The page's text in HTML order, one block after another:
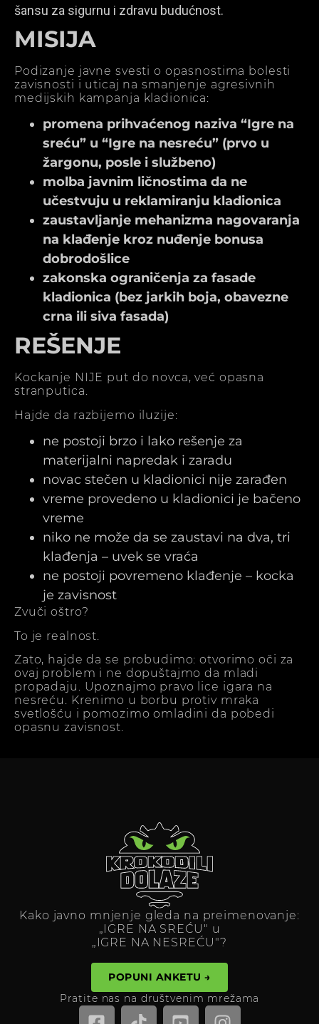
šansu za sigurnu i zdravu budućnost.
MISIJA
Podizanje javne svesti o opasnostima bolesti
zavisnosti i uticaj na smanjenje agresivnih
medijskih kampanja kladionica:
promena prihvaćenog naziva “Igre na
sreću” u “Igre na nesreću” (prvo u
žargonu, posle i službeno)
molba javnim ličnostima da ne
učestvuju u reklamiranju kladionica
zaustavljanje mehanizma nagovaranja
na klađenje kroz nuđenje bonusa
dobrodošlice
zakonska ograničenja za fasade
kladionica (bez jarkih boja, obavezne
crna ili siva fasada)
REŠENJE
Kockanje NIJE put do novca, već opasna
stranputica.
Hajde da razbijemo iluzije:
ne postoji brzo i lako rešenje za
materijalni napredak i zaradu
novac stečen u kladionici nije zarađen
vreme provedeno u kladionici je bačeno
vreme
niko ne može da se zaustavi na dva, tri
klađenja – uvek se vraća
ne postoji povremeno klađenje – kocka
je zavisnost
Zvuči oštro?
To je realnost.
Zato, hajde da se probudimo: otvorimo oči za
ovaj problem i ne dopuštajmo da mladi
propadaju. Upoznajmo pravo lice igara na
nesreću. Krenimo u borbu protiv mraka
svetlošću i pomozimo omladini da pobedi
opasnu zavisnost.
Kako javno mnjenje gleda na preimenovanje:
„IGRE NA SREĆU" u
„IGRE NA NESREĆU"?
POPUNI ANKETU →
Pratite nas na društvenim mrežama